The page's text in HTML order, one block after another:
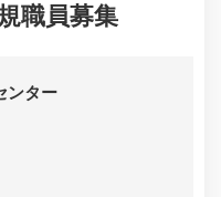
職員募集
ンター